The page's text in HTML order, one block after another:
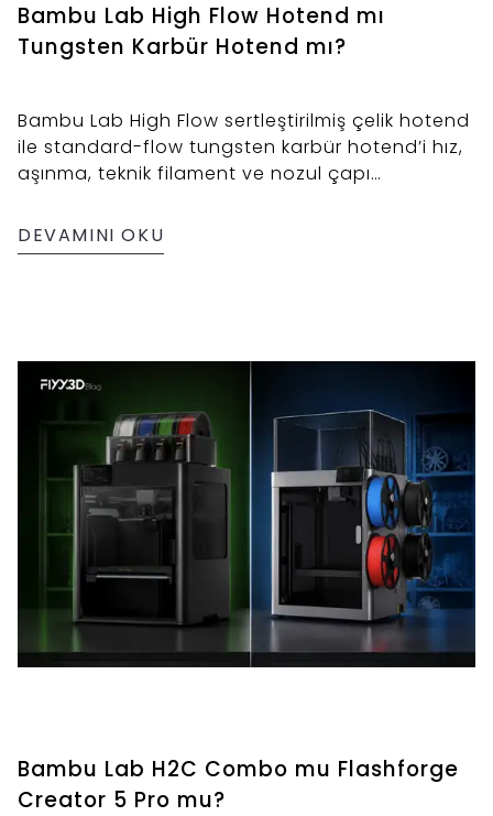
Bambu Lab High Flow Hotend mı
Tungsten Karbür Hotend mı?
Bambu Lab High Flow sertleştirilmiş çelik hotend
ile standard-flow tungsten karbür hotend’i hız,
aşınma, teknik filament ve nozul çapı
rehberi.
DEVAMINI OKU
Bambu Lab H2C Combo mu Flashforge
Creator 5 Pro mu?